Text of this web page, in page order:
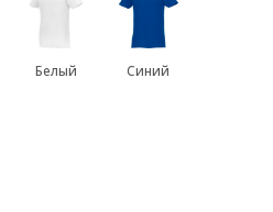
Белый Синий